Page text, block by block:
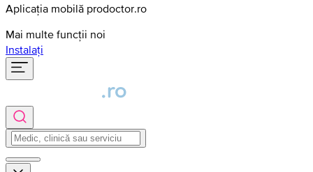
Aplicația mobilă prodoctor.ro
Mai multe funcții noi
Instalați